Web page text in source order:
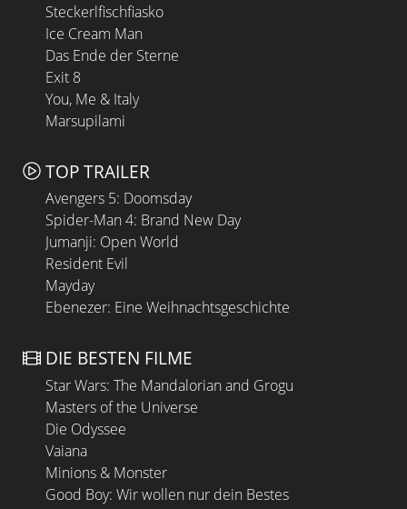
Steckerlfischfiasko
Ice Cream Man
Das Ende der Sterne
Exit 8
You, Me & Italy
Marsupilami
TOP TRAILER
Avengers 5: Doomsday
Spider-Man 4: Brand New Day
Jumanji: Open World
Resident Evil
Mayday
Ebenezer: Eine Weihnachtsgeschichte
DIE BESTEN FILME
Star Wars: The Mandalorian and Grogu
Masters of the Universe
Die Odyssee
Vaiana
Minions & Monster
Good Boy: Wir wollen nur dein Bestes